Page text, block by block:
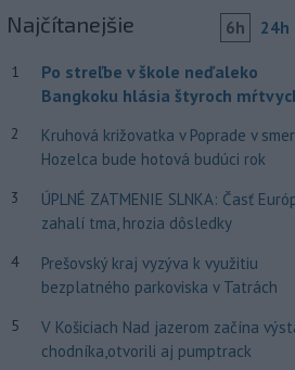
Najčítanejšie 6h 24h
1
Po streľbe v škole neďaleko
Bangkoku hlásia štyroch
2
Kruhová križovatka v Poprade v
Hozelca bude hotová budúci rok
3
ÚPLNÉ ZATMENIE SLNKA: Časť
zahalí tma, hrozia dôsledky
4
Prešovský kraj vyzýva k využitiu
bezplatného parkoviska v Tatrách
5
V Košiciach Nad jazerom začína
chodníka,otvorili aj pumptrack